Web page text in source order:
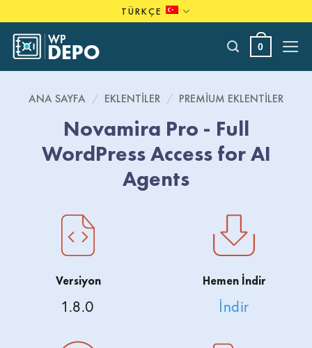
to
content
TÜRKÇE
0
ANA SAYFA / EKLENTILER / PREMIUM EKLENTILER
Novamira Pro - Full
WordPress Access for AI
Agents
Versiyon
1.8.0
Hemen İndir
İndir